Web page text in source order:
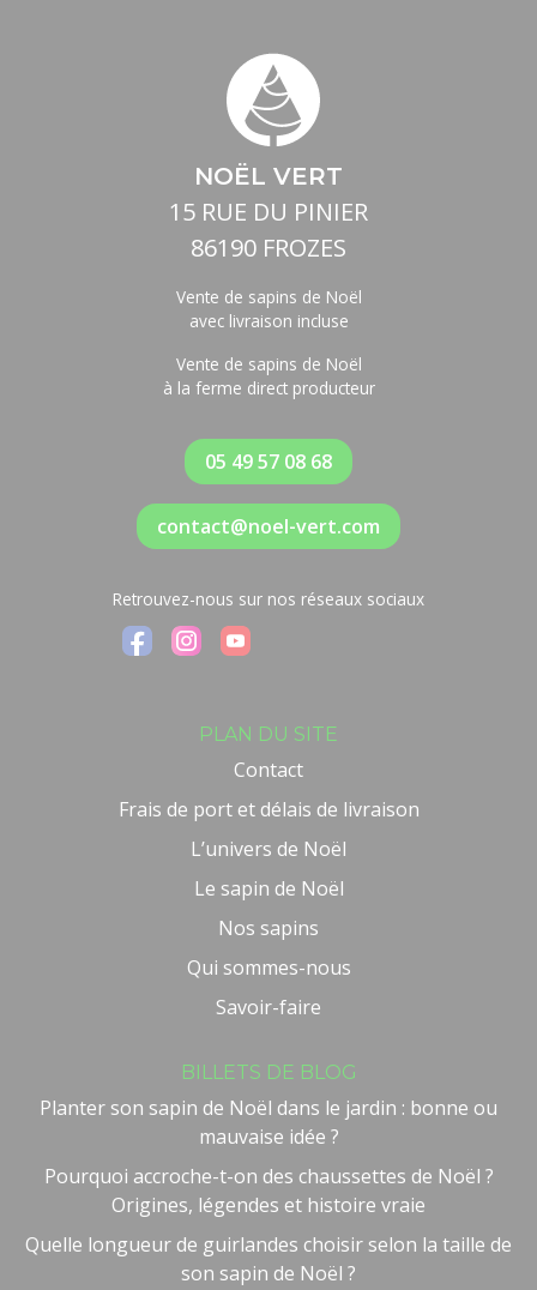
NOËL VERT
15 RUE DU PINIER
86190 FROZES
Vente de sapins de Noël
avec livraison incluse
Vente de sapins de Noël
à la ferme direct producteur
05 49 57 08 68
contact@noel-vert.com
Retrouvez-nous sur nos réseaux sociaux
PLAN DU SITE
Contact
Frais de port et délais de livraison
L’univers de Noël
Le sapin de Noël
Nos sapins
Qui sommes-nous
Savoir-faire
BILLETS DE BLOG
Planter son sapin de Noël dans le jardin : bonne ou
mauvaise idée ?
Pourquoi accroche-t-on des chaussettes de Noël ?
Origines, légendes et histoire vraie
Quelle longueur de guirlandes choisir selon la taille de
son sapin de Noël ?